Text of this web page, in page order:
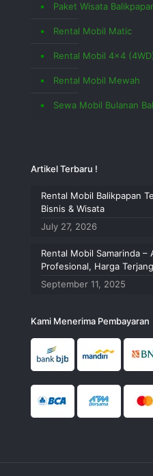
Paket Wisata
Rental Mobil Matic
Rental Mobil 4×4
Rental Mobil Mewah
Sewa Mobil Bulanan
Artikel Terbaru !
Rental Mobil Balikpapan
Bisnis & Wisata
July 27, 2026
Rental Mobil Samarinda –
Profesional, Harga
September 11, 2025
Kami Menerima Pembayaran